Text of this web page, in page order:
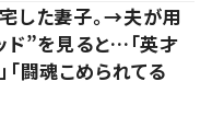
した妻子。→夫が用
ド”を見ると…「英才
闘魂こめられてる